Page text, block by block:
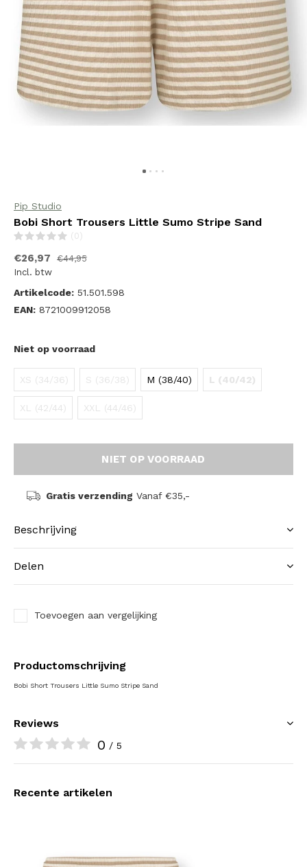
Pip Studio
Bobi Short Trousers Little Sumo Stripe Sand
(0)
€26,97
€44,95
Incl. btw
Artikelcode: 51.501.598
EAN: 8721009912058
Niet op voorraad
XS (34/36) S (36/38) M (38/40) L (40/42)
XL (42/44) XXL (44/46)
NIET OP VOORRAAD
Gratis verzending Vanaf €35,-
Beschrijving
Delen
Toevoegen aan vergelijking
Productomschrijving
Bobi Short Trousers Little Sumo Stripe Sand
Reviews
0 / 5
Recente artikelen